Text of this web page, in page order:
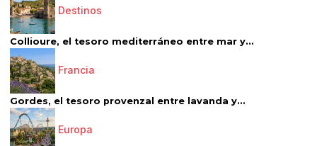
Destinos
Collioure, el tesoro mediterráneo entre mar y...
Francia
Gordes, el tesoro provenzal entre lavanda y...
Europa